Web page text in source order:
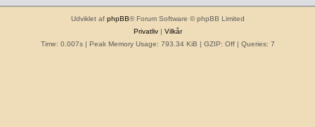
Udviklet af phpBB® Forum Software © phpBB Limited
Privatliv| Vilkår
Time: 0.007s| Peak Memory Usage: 793.34 KiB | GZIP: Off | Queries: 7